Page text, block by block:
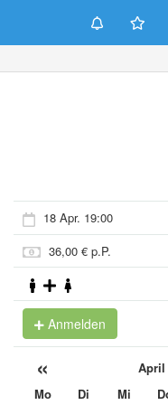
18 Apr. 19:00
36,00 € p.P.
Anmelden
« April
Mo Di Mi